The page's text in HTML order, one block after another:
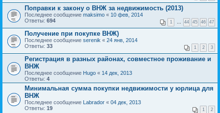
Поправки к закону о ВНЖ за недвижимость (2013)
Последнее сообщение maksimo « 10 фев, 2014
Ответы: 694 1 … 44 45 46 47
Получение при покупке ВНЖ)
Последнее сообщение serenik « 24 янв, 2014
Ответы: 33 1 2 3
Регистрация в разных районах, совместное проживание и
ВНЖ
Последнее сообщение Hugo « 14 дек, 2013
Ответы: 4
Минимальная сумма покупки недвижимости у юрлица для
ВНЖ
Последнее сообщение Labrador « 04 дек, 2013
Ответы: 19 1 2